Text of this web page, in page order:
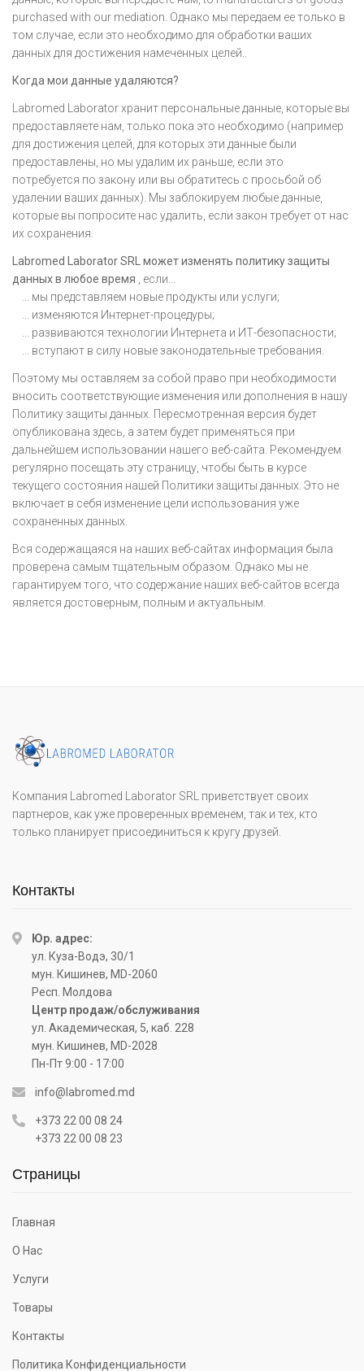
purchased with our mediation. Однако мы передаем ее только в
том случае, если это необходимо для обработки ваших
данных для достижения намеченных целей..
Когда мои данные удаляются?
Labromed Laborator хранит персональные данные, которые вы
предоставляете нам, только пока это необходимо (например
для достижения целей, для которых эти данные были
предоставлены, но мы удалим их раньше, если это
потребуется по закону или вы обратитесь с просьбой об
удалении ваших данных). Мы заблокируем любые данные,
которые вы попросите нас удалить, если закон требует от нас
их сохранения.
Labromed Laborator SRL может изменять политику защиты
данных в любое время , если...
... мы представляем новые продукты или услуги;
... изменяются Интернет-процедуры;
... развиваются технологии Интернета и ИТ-безопасности;
... вступают в силу новые законодательные требования.
Поэтому мы оставляем за собой право при необходимости
вносить соответствующие изменения или дополнения в нашу
Политику защиты данных. Пересмотренная версия будет
опубликована здесь, а затем будет применяться при
дальнейшем использовании нашего веб-сайта. Рекомендуем
регулярно посещать эту страницу, чтобы быть в курсе
текущего состояния нашей Политики защиты данных. Это не
включает в себя изменение цели использования уже
сохраненных данных.
Вся содержащаяся на наших веб-сайтах информация была
проверена самым тщательным образом. Однако мы не
гарантируем того, что содержание наших веб-сайтов всегда
является достоверным, полным и актуальным.
Компания Labromed Laborator SRL приветствует своих
партнеров, как уже проверенных временем, так и тех, кто
только планирует присоединиться к кругу друзей.
Контакты
Юр. адрес:
ул. Куза-Водэ, 30/1
мун. Кишинев, MD-2060
Респ. Молдова
Центр продаж/обслуживания
ул. Академическая, 5, каб. 228
мун. Кишинев, MD-2028
Пн-Пт 9:00 - 17:00
info@labromed.md
+373 22 00 08 24
+373 22 00 08 23
Страницы
Главная
О Нас
Услуги
Товары
Контакты
Политика Конфиденциальности